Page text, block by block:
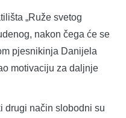
„Ruže svetog
nakon čega će se
pjesnikinja Danijela
motivaciju za daljnje
drugi način slobodni su